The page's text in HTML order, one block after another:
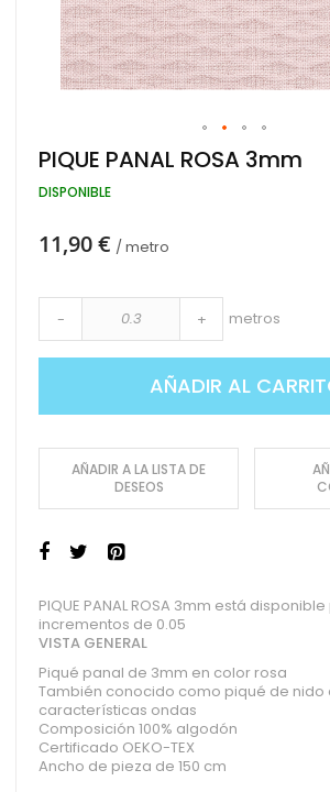
Saltar
al
comienzo
galería
PIQUE PANAL ROSA 3mm
DISPONIBLE
11,90 € / metro
- + metros
AÑADIR AL
AÑADIR A LA LISTA DE
DESEOS
PIQUE PANAL ROSA 3mm está
incrementos de 0.05
VISTA GENERAL
Piqué panal de 3mm en color rosa
También conocido como piqué de nido
características ondas
Composición 100% algodón
Certificado OEKO-TEX
Ancho de pieza de 150 cm